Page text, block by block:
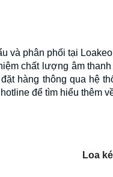
và phân phối tại
chất lượng âm
hàng thông qua hệ
để tìm hiểu thêm
Loa k